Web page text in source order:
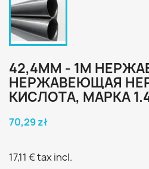
42,4ММ - 1М
НЕРЖАВЕЮЩАЯ
КИСЛОТА, МАРКА
70,29 zł
17,11 €tax incl.